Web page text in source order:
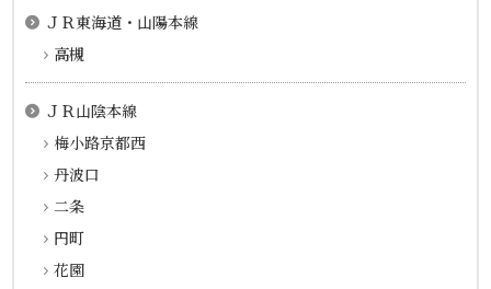
ＪＲ東海道・山陽本線
高槻
ＪＲ山陰本線
梅小路京都西
丹波口
二条
円町
花園